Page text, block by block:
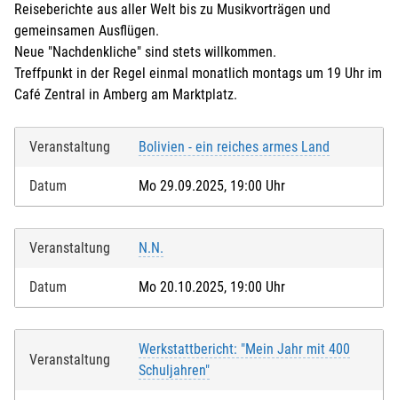
Reiseberichte aus aller Welt bis zu Musikvorträgen und
gemeinsamen Ausflügen.
Neue "Nachdenkliche" sind stets willkommen.
Treffpunkt in der Regel einmal monatlich montags um 19 Uhr im
Café Zentral in Amberg am Marktplatz.
Veranstaltung Bolivien - ein reiches armes Land
Datum Mo 29.09.2025, 19:00 Uhr
Veranstaltung N.N.
Datum Mo 20.10.2025, 19:00 Uhr
Veranstaltung
Werkstattbericht: "Mein Jahr mit 400
Schuljahren"